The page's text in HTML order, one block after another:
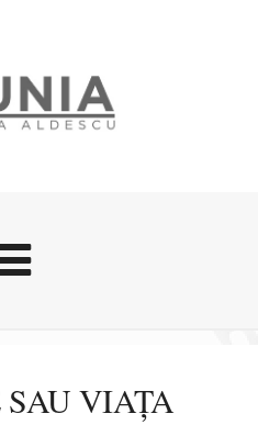
afective
Dunia
SAU VIAȚA